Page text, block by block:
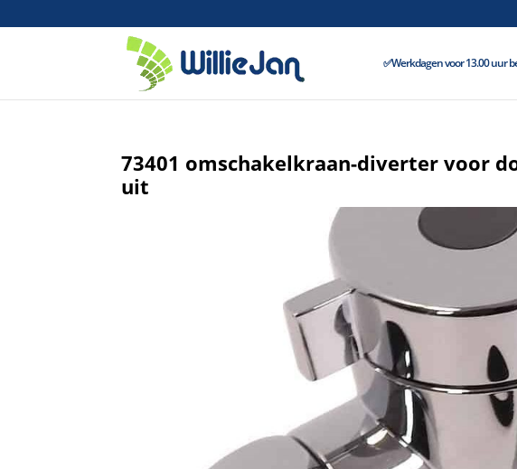
✅Werkdagen voor 13.00 uur
73401 omschakelkraan-diverter voor
uit